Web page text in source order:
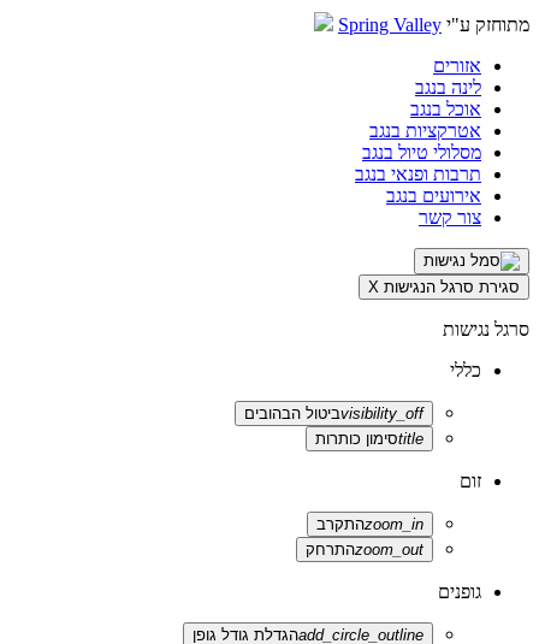
מתוחזק ע"י Spring Valley
אזורים
לינה בנגב
אוכל בנגב
אטרקציות בנגב
מסלולי טיול בנגב
תרבות ופנאי בנגב
אירועים בנגב
צור קשר
סגירת סרגל הנגישות X
סרגל נגישות
כללי
visibility_offביטול הבהובים
titleסימון כותרות
זום
zoom_inהתקרב
zoom_outהתרחק
גופנים
add_circle_outlineהגדלת גודל גופן